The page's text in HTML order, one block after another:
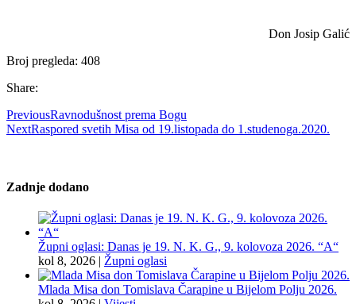
Don Josip Galić
Broj pregleda: 408
Share:
PreviousRavnodušnost prema Bogu
NextRaspored svetih Misa od 19.listopada do 1.studenoga.2020.
Zadnje dodano
Župni oglasi: Danas je 19. N. K. G., 9. kolovoza 2026. “A“
kol 8, 2026 | Župni oglasi
Mlada Misa don Tomislava Čarapine u Bijelom Polju 2026.